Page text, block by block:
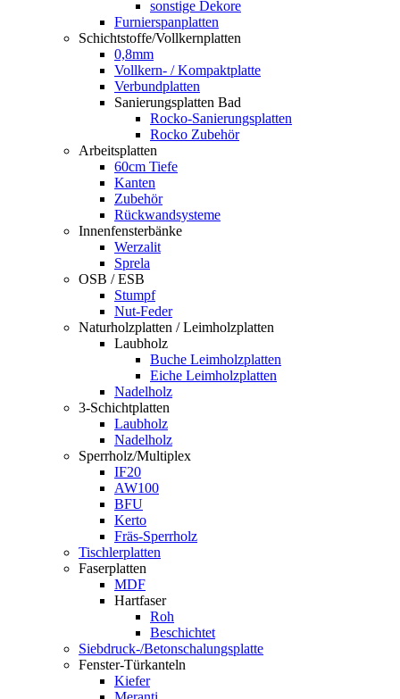
sonstige Dekore
Furnierspanplatten
Schichtstoffe/Vollkernplatten
0,8mm
Vollkern- / Kompaktplatte
Verbundplatten
Sanierungsplatten Bad
Rocko-Sanierungsplatten
Rocko Zubehör
Arbeitsplatten
60cm Tiefe
Kanten
Zubehör
Rückwandsysteme
Innenfensterbänke
Werzalit
Sprela
OSB / ESB
Stumpf
Nut-Feder
Naturholzplatten / Leimholzplatten
Laubholz
Buche Leimholzplatten
Eiche Leimholzplatten
Nadelholz
3-Schichtplatten
Laubholz
Nadelholz
Sperrholz/Multiplex
IF20
AW100
BFU
Kerto
Fräs-Sperrholz
Tischlerplatten
Faserplatten
MDF
Hartfaser
Roh
Beschichtet
Siebdruck-/Betonschalungsplatte
Fenster-Türkanteln
Kiefer